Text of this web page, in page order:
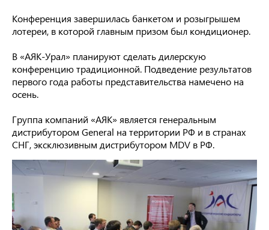
Конференция завершилась банкетом и розыгрышем
лотереи, в которой главным призом был кондиционер.
В «АЯК-Урал» планируют сделать дилерскую
конференцию традиционной. Подведение результатов
первого года работы представительства намечено на
осень.
Группа компаний «АЯК» является генеральным
дистрибутором General на территории РФ и в странах
СНГ, эксклюзивным дистрибутором MDV в РФ.